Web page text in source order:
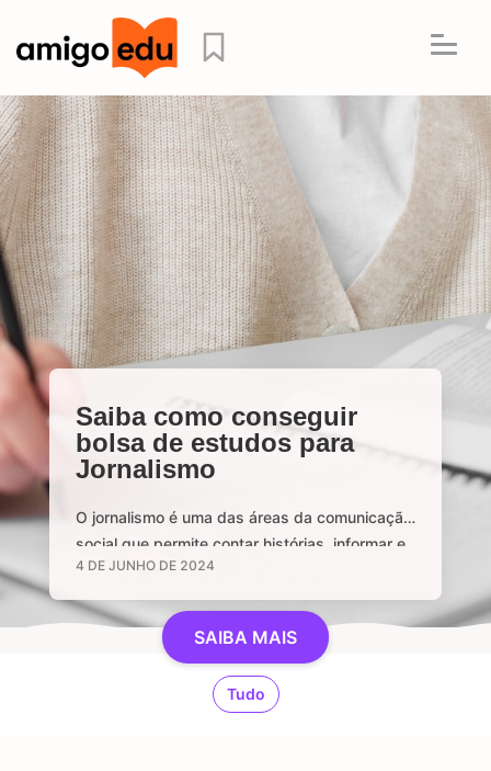
Saiba como conseguir
bolsa de estudos para
Jornalismo
O jornalismo é uma das áreas da comunicação
social que permite contar histórias, informar e
manter uma sociedade livre através de
notícias e informações relevantes, que sejam
de interesse público e, sobretudo, impactem a
vida das pessoas. Se você é curioso, tem
aptidão em investigar, checar fatos e dados,
se sente atraído por essa profissão …
4 DE JUNHO DE 2024
SAIBA MAIS
Tudo